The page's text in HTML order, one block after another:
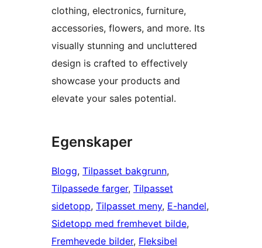
clothing, electronics, furniture,
accessories, flowers, and more. Its
visually stunning and uncluttered
design is crafted to effectively
showcase your products and
elevate your sales potential.
Egenskaper
Blogg, Tilpasset bakgrunn
Tilpassede farger, Tilpasset
sidetopp, Tilpasset meny, E-handel
Sidetopp med fremhevet bilde
Fremhevede bilder, Fleksibel